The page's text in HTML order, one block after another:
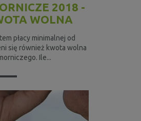
2018 -
WOLNA
płacy minimalnej od
się również kwota wolna
Ile...